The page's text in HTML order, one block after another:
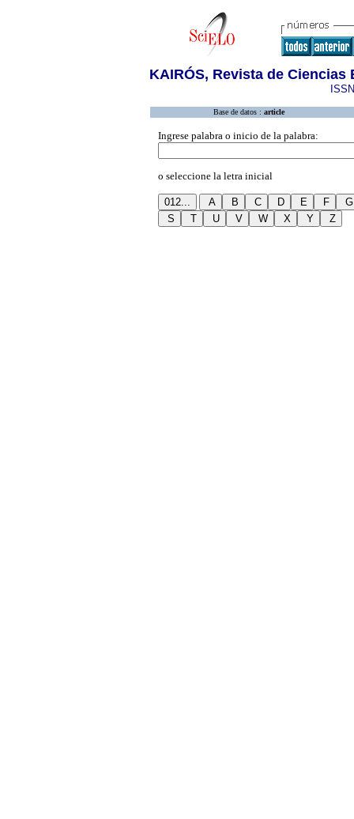
KAIRÓS, Revista de
Base de datos : article
Ingrese palabra o inicio de la palabra:
o seleccione la letra inicial